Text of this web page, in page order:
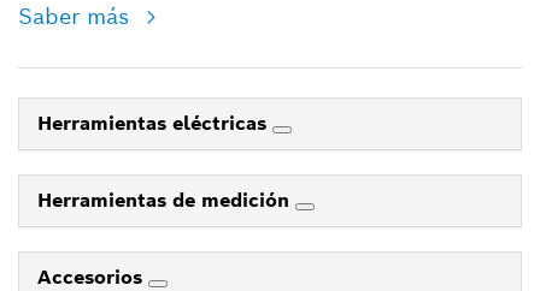
Saber más
Herramientas eléctricas
Herramientas de medición
Accesorios